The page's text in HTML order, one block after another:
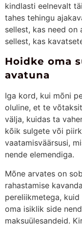
kindlasti eelnevalt
tahes tehingu
sellest, kas need on
sellest, kas
Hoidke oma
avatuna
Iga kord, kui mõni
oluline, et te
välja, kuidas ta
kõik sulgete või
vaatamisväärsusi,
nende elemendiga.
Mõne arvates on
rahastamise
pereliikmetega,
oma isiklik side
maksuülesandeid.